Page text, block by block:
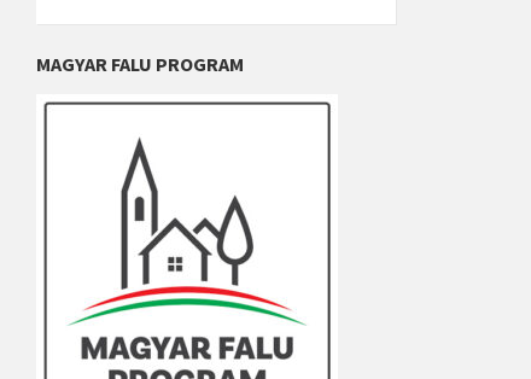
MAGYAR FALU PROGRAM